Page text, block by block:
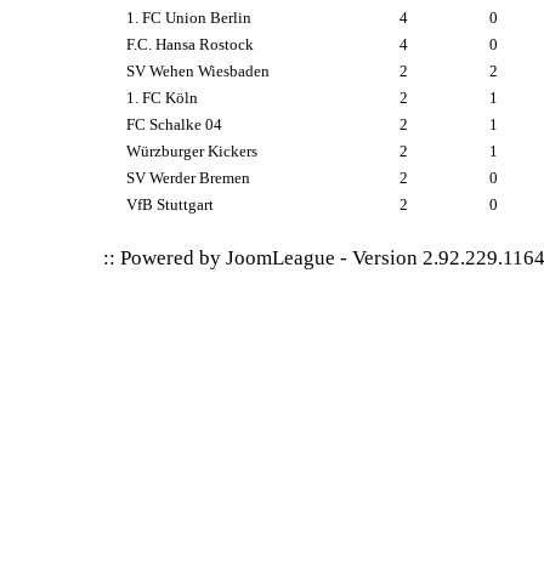
1. FC Union Berlin
4
0
F.C. Hansa Rostock
4
0
SV Wehen Wiesbaden
2
2
1. FC Köln
2
1
FC Schalke 04
2
1
Würzburger Kickers
2
1
SV Werder Bremen
2
0
VfB Stuttgart
2 0
:: Powered byJoomLeague -Version